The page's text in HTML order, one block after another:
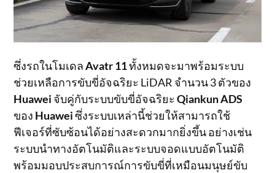
ซึ่งรถในโมเดลAvatr 11ทั้งหมดจะมาพร้อมระบบ
ช่วยเหลือการขับขี่อัจฉริยะ LiDAR จำนวน 3 ตัวของ
Huawei จับคู่กับระบบขับขี่อัจฉริยะQiankun ADS
ของ Huaweiซึ่งระบบเหล่านี้ช่วยให้สามารถใช้
ฟีเจอร์ที่ซับซ้อนได้อย่างสะดวกมากยิ่งขึ้น อย่างเช่น
ระบบนำทางอัตโนมัติและระบบจอดแบบอัตโนมัติ
พร้อมมอบประสบการณ์การขับขี่ที่เหมือนมนุษย์ขับ